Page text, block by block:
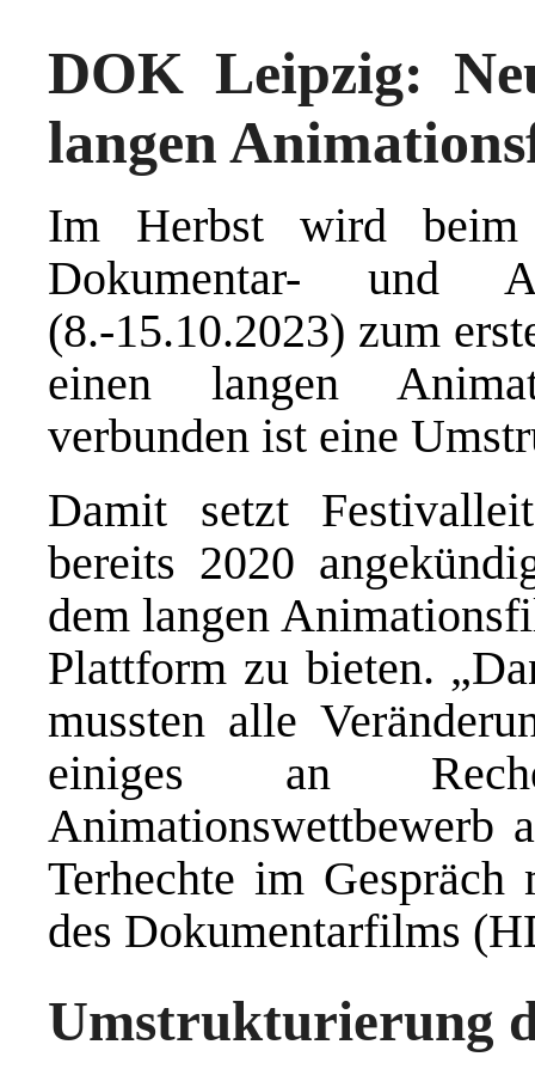
DOK Leipzig:
langen
Im Herbst wird beim
Dokumentar- und
(8.-15.10.2023) zum
einen langen
verbunden ist eine
Damit setzt
bereits 2020
dem langen
Plattform zu bieten.
mussten alle
einiges an
Animationswettbewerb
Terhechte im
des Dokumentarfilms
Umstrukturierung